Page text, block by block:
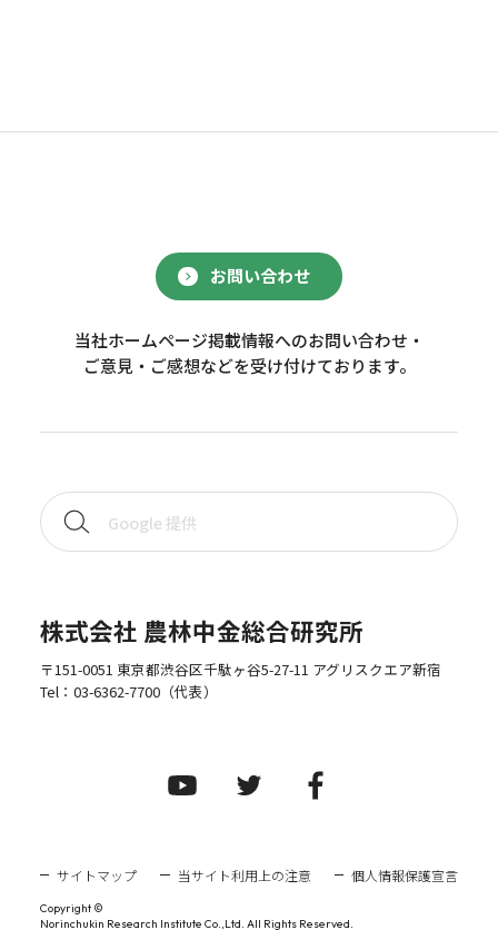
お問い合わせ
当社ホームページ掲載情報へのお問い合わせ・
ご意見・ご感想などを受け付けております。
株式会社 農林中金総合研究所
〒151-0051 東京都渋谷区千駄ヶ谷5-27-11 アグリスクエア新宿
Tel： 03-6362-7700（代表）
サイトマップ 当サイト利用上の注意 個人情報保護宣言
Copyright ©
Norinchukin Research Institute Co.,Ltd. All Rights Reserved.